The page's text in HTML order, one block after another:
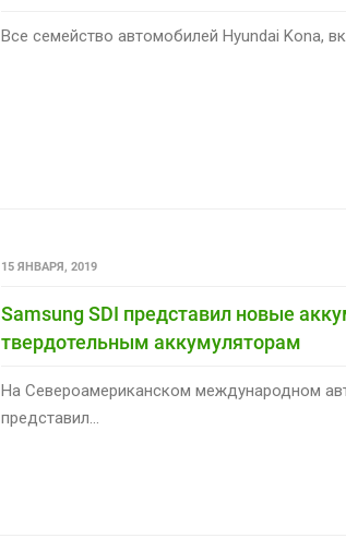
Все семейство автомобилей Hyundai Kona,
15 ЯНВАРЯ, 2019
Samsung SDI представил новые
твердотельным аккумуляторам
На Североамериканском международном
представил...